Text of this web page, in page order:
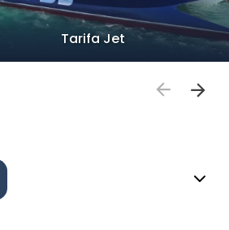
Tarifa Jet